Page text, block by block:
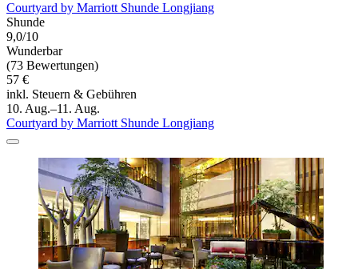
Courtyard by Marriott Shunde Longjiang
Shunde
9,0/10
Wunderbar
(73 Bewertungen)
57 €
inkl. Steuern & Gebühren
10. Aug.–11. Aug.
Courtyard by Marriott Shunde Longjiang